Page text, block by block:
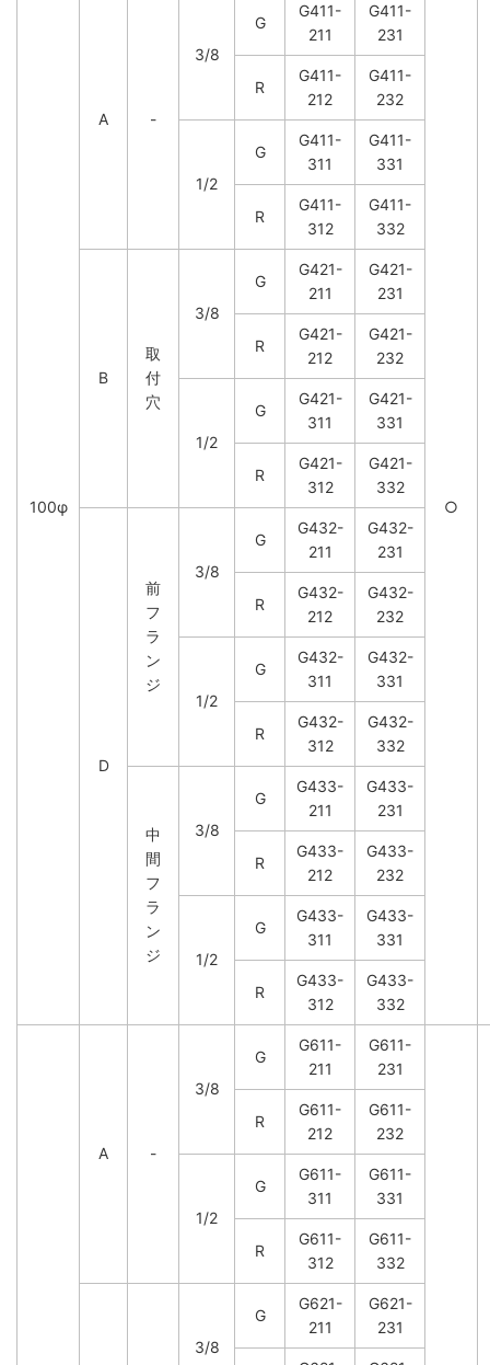
100φ
A -
3/8
G
G411-
211
G411-
231
○
R
G411-
212
G411-
232
1/2
G
G411-
311
G411-
331
R
G411-
312
G411-
332
B
取
付
穴
3/8
G
G421-
211
G421-
231
R
G421-
212
G421-
232
1/2
G
G421-
311
G421-
331
R
G421-
312
G421-
332
D
前
フ
ラ
ン
ジ
3/8
G
G432-
211
G432-
231
R
G432-
212
G432-
232
1/2
G
G432-
311
G432-
331
R
G432-
312
G432-
332
中
間
フ
ラ
ン
ジ
3/8
G
G433-
211
G433-
231
R
G433-
212
G433-
232
1/2
G
G433-
311
G433-
331
R
G433-
312
G433-
332
A -
3/8
G
G611-
211
G611-
231
R
G611-
212
G611-
232
1/2
G
G611-
311
G611-
331
R
G611-
312
G611-
332
3/8
G
G621-
211
G621-
231